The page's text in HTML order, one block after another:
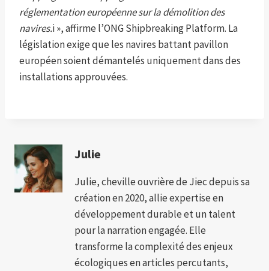
réglementation européenne sur la démolition des
navires.i », affirme l’ONG Shipbreaking Platform. La
législation exige que les navires battant pavillon
européen soient démantelés uniquement dans des
installations approuvées.
Julie
Julie, cheville ouvrière de Jiec depuis sa
création en 2020, allie expertise en
développement durable et un talent
pour la narration engagée. Elle
transforme la complexité des enjeux
écologiques en articles percutants,